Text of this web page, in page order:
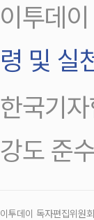
이투데
령 및 실
한국기
강도 준
이투데이 독자편집위원